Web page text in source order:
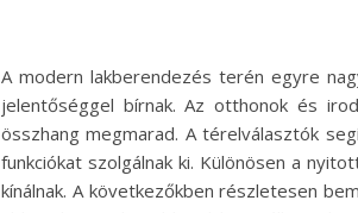
A modern lakberendezés terén egyre
jelentőséggel bírnak. Az otthonok és
összhang megmarad. A térelválasztók
funkciókat szolgálnak ki. Különösen a
kínálnak. A következőkben részletesen